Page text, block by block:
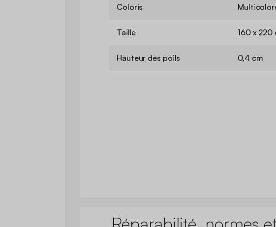
Coloris
Taille 160 x 220
Hauteur des poils 0,4 cm